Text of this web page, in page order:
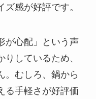
感が好評です。
が心配」という声
しているため、
。むしろ、鍋から
る手軽さが好評価